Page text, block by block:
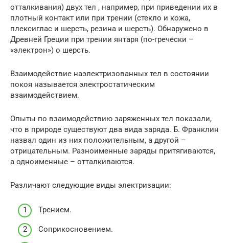
отталкивания) двух тел , например, при приведении их в
плотный контакт или при трении (стекло и кожа,
плексиглас и шерсть, резина и шерсть). Обнаружено в
Древней Греции при трении янтаря (по-гречески –
«электрон») о шерсть.
Взаимодействие наэлектризованных тел в состоянии
покоя называется электростатическим
взаимодействием.
Опыты по взаимодействию заряженных тел показали,
что в природе существуют два вида заряда. Б. Франклин
назвал один из них положительным, а другой –
отрицательным. Разноименные заряды притягиваются,
а одноименные – отталкиваются.
Различают следующие виды электризации:
Трением.
Соприкосновением.